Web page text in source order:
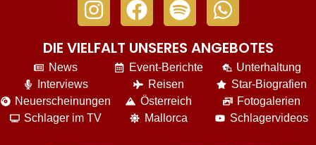
DIE VIELFALT UNSERES ANGEBOTES
News
Interviews
Neuerscheinungen
Schlager im TV
Event-Berichte
Reisen
Österreich
Mallorca
Unterhaltung
Star-Biografien
Fotogalerien
Schlagervideos